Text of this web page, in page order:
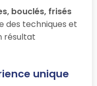
bouclés, frisés
des techniques et
résultat
unique